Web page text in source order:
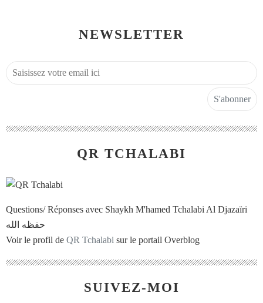
NEWSLETTER
QR TCHALABI
Questions/ Réponses avec Shaykh M'hamed Tchalabi Al Djazaïri
حفظه الله
Voir le profil de QR Tchalabi sur le portail Overblog
SUIVEZ-MOI